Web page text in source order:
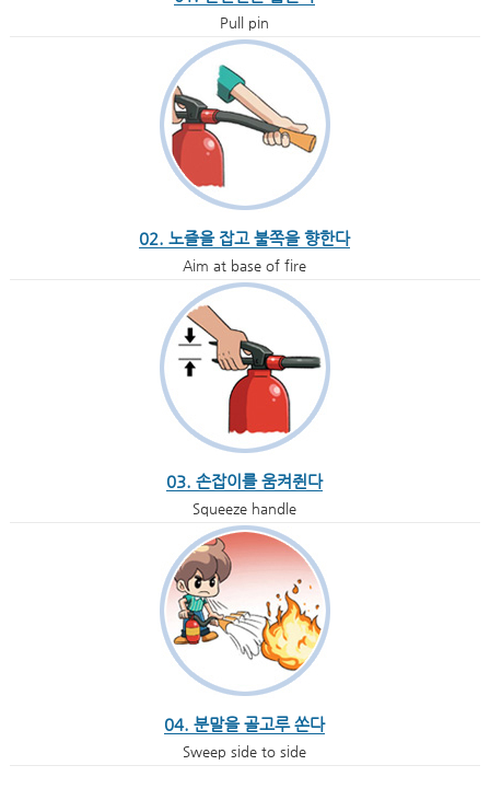
Pull pin
02. 노즐을 잡고 불쪽을 향한다
Aim at base of fire
03. 손잡이를 움켜쥔다
Squeeze handle
04. 분말을 골고루 쏜다
Sweep side to side